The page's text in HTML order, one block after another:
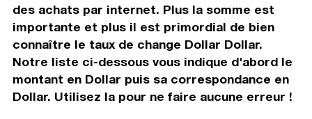
des achats par internet. Plus la somme est
importante et plus il est primordial de bien
connaître le taux de change Dollar Dollar.
Notre liste ci-dessous vous indique d'abord le
montant en Dollar puis sa correspondance en
Dollar. Utilisez la pour ne faire aucune erreur !